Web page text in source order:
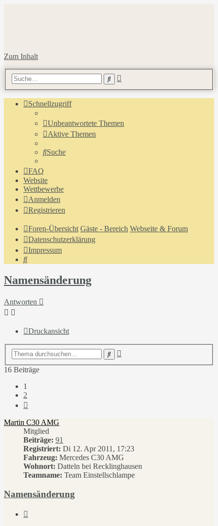
Zum Inhalt
Suche
Schnellzugriff
Unbeantwortete Themen
Aktive Themen
Suche
FAQ
Website
Wettbewerbe
Anmelden
Registrieren
Foren-Übersicht Gäste - Bereich Webseite & Forum
Datenschutzerklärung
Impressum
Suche
Namensänderung
Antworten
Druckansicht
Suche
16 Beiträge
1
2
Martin C30 AMG
Mitglied
Beiträge: 91
Registriert: Di 12. Apr 2011, 17:23
Fahrzeug: Mercedes C30 AMG
Wohnort: Datteln bei Recklinghausen
Teamname: Team Einstellschlampe
Namensänderung